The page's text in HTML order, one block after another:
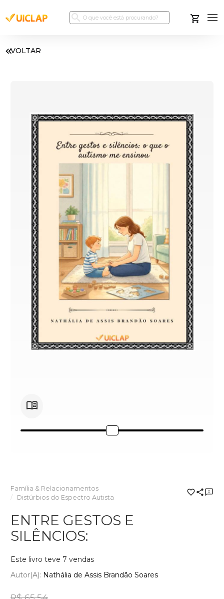
VOLTAR
Família & Relacionamentos
Distúrbios do Espectro Autista
ENTRE GESTOS E
SILÊNCIOS:
Este livro teve 7 vendas
Autor(a): Nathália de Assis Brandão Soares